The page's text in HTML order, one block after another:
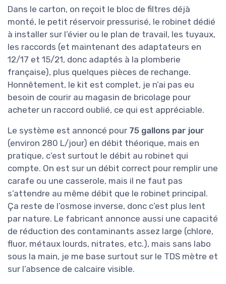
Dans le carton, on reçoit le bloc de filtres déjà
monté, le petit réservoir pressurisé, le robinet dédié
à installer sur l’évier ou le plan de travail, les tuyaux,
les raccords (et maintenant des adaptateurs en
12/17 et 15/21, donc adaptés à la plomberie
française), plus quelques pièces de rechange.
Honnêtement, le kit est complet, je n’ai pas eu
besoin de courir au magasin de bricolage pour
acheter un raccord oublié, ce qui est appréciable.
Le système est annoncé pour 75 gallons par jour
(environ 280 L/jour) en débit théorique, mais en
pratique, c’est surtout le débit au robinet qui
compte. On est sur un débit correct pour remplir une
carafe ou une casserole, mais il ne faut pas
s’attendre au même débit que le robinet principal.
Ça reste de l’osmose inverse, donc c’est plus lent
par nature. Le fabricant annonce aussi une capacité
de réduction des contaminants assez large (chlore,
fluor, métaux lourds, nitrates, etc.), mais sans labo
sous la main, je me base surtout sur le TDS mètre et
sur l’absence de calcaire visible.